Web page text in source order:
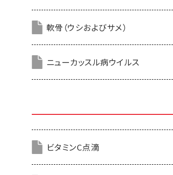
軟骨（ウシおよびサメ）
ニューカッスル病ウイルス
ビタミンC点滴